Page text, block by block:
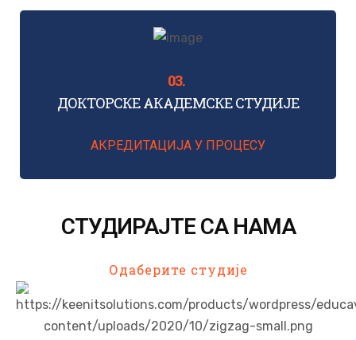
ДОКТОРСКЕ АКАДЕМСКЕ СТУДИЈЕ
АКРЕДИТАЦИЈА У ПРОЦЕСУ
СТУДИРАЈТЕ СА НАМА
Одаберите студије